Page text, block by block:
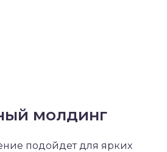
молдинг
подойдет для ярких